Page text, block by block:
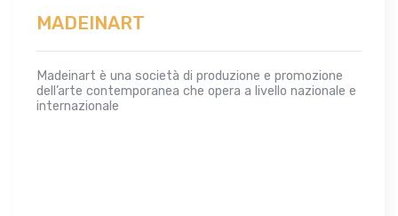
MADEINART
Madeinart è una società di produzione e promozione
dell’arte contemporanea che opera a livello nazionale e
internazionale